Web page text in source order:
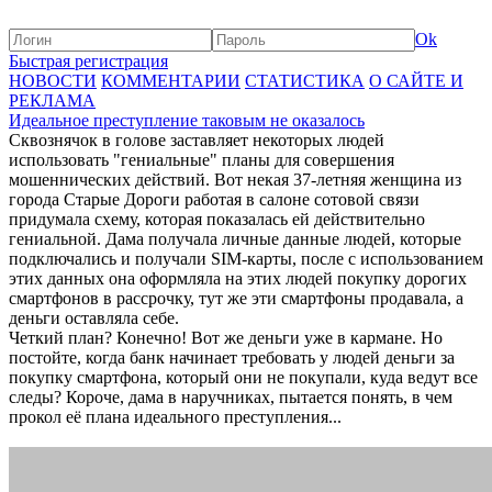
Ok
Быстрая регистрация
НОВОСТИ КОММЕНТАРИИ СТАТИСТИКА О САЙТЕ И
РЕКЛАМА
Идеальное преступление таковым не оказалось
Сквознячок в голове заставляет некоторых людей
использовать "гениальные" планы для совершения
мошеннических действий. Вот некая 37-летняя женщина из
города Старые Дороги работая в салоне сотовой связи
придумала схему, которая показалась ей действительно
гениальной. Дама получала личные данные людей, которые
подключались и получали SIM-карты, после с использованием
этих данных она оформляла на этих людей покупку дорогих
смартфонов в рассрочку, тут же эти смартфоны продавала, а
деньги оставляла себе.
Четкий план? Конечно! Вот же деньги уже в кармане. Но
постойте, когда банк начинает требовать у людей деньги за
покупку смартфона, который они не покупали, куда ведут все
следы? Короче, дама в наручниках, пытается понять, в чем
прокол её плана идеального преступления...